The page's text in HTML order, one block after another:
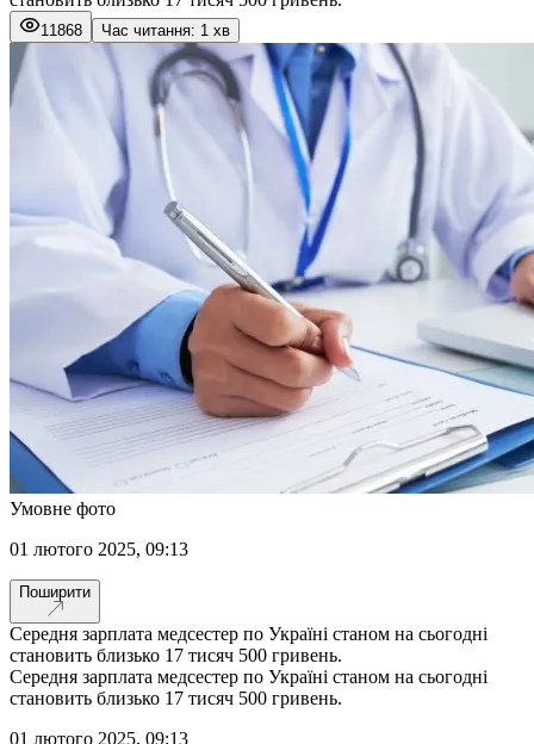
11868 Час читання: 1 хв
Умовне фото
01 лютого 2025, 09:13
Поширити
Середня зарплата медсестер по Україні станом на сьогодні
становить близько 17 тисяч 500 гривень.
Середня зарплата медсестер по Україні станом на сьогодні
становить близько 17 тисяч 500 гривень.
01 лютого 2025, 09:13